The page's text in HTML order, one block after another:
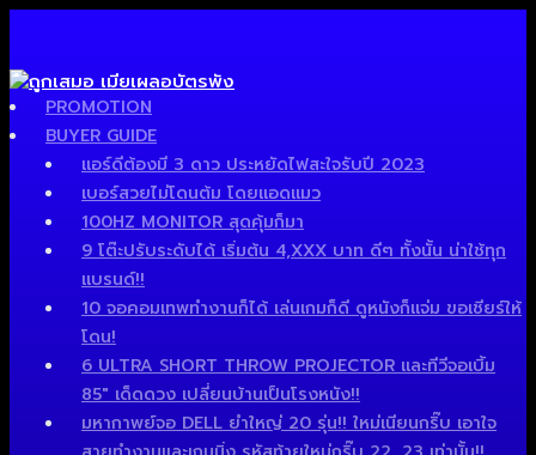
PROMOTION
BUYER GUIDE
แอร์ดีต้องมี 3 ดาว ประหยัดไฟสะใจรับปี 2023
เบอร์สวยไม่โดนต้ม โดยแอดแมว
100HZ MONITOR สุดคุ้มก็มา
9 โต๊ะปรับระดับได้ เริ่มต้น 4,XXX บาท ดีๆ ทั้งนั้น น่าใช้ทุก
แบรนด์!!
10 จอคอมเทพทำงานก็ได้ เล่นเกมก็ดี ดูหนังก็แจ่ม ขอเชียร์ให้
โดน!
6 ULTRA SHORT THROW PROJECTOR และทีวีจอเบิ้ม
85″ เด็ดดวง เปลี่ยนบ้านเป็นโรงหนัง!!
มหากาพย์จอ DELL ยำใหญ่ 20 รุ่น!! ใหม่เนียนกริ๊บ เอาใจ